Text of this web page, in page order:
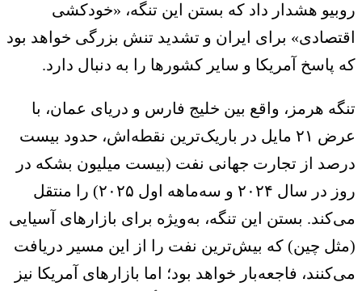
هشدار داد که بستن این تنگه، «خودکشی
برای ایران و تشدید تنش بزرگی خواهد بود
پاسخ آمریکا و سایر کشورها را به دنبال دارد.
هرمز، واقع بین خلیج فارس و دریای عمان، با
عرض ۲۱ مایل در باریک‌ترین نقطه‌اش، حدود بیست
از تجارت جهانی نفت (بیست میلیون بشکه در
روز در سال ۲۰۲۴ و سه‌ماهه اول ۲۰۲۵) را منتقل
بستن این تنگه، به‌ویژه برای بازارهای آسیایی
چین) که بیش‌ترین نفت را از این مسیر دریافت
فاجعه‌بار خواهد بود؛ اما بازارهای آمریکا نیز